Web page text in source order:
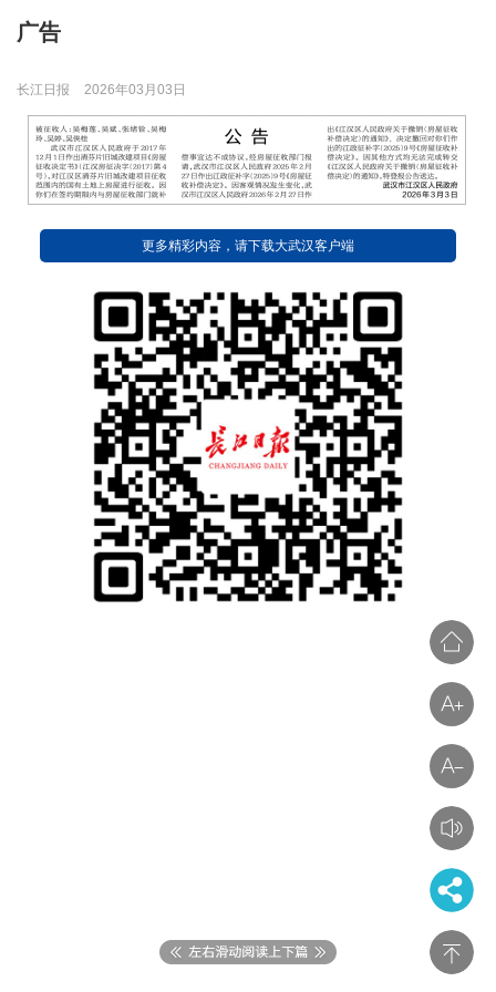
广告
长江日报 2026年03月03日
更多精彩内容，请下载大武汉客户端